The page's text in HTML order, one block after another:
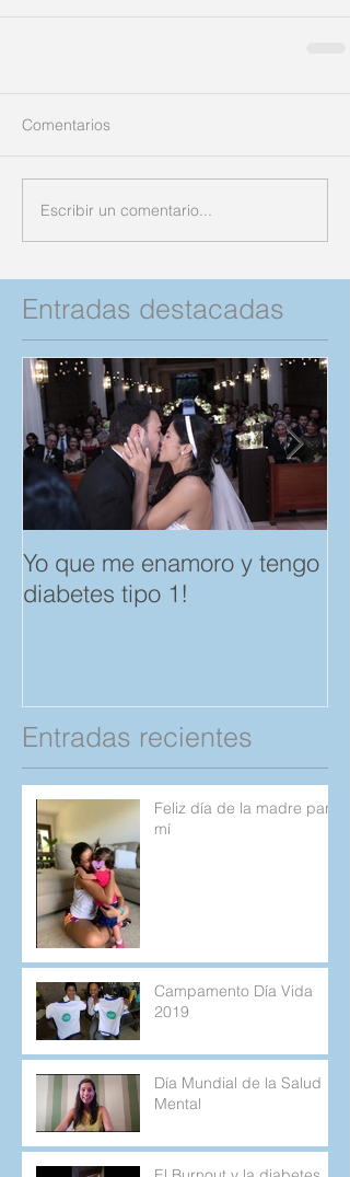
Comentarios
Escribir un comentario...
Entradas destacadas
Yo que me enamoro y tengo
diabetes tipo 1!
Entradas recientes
Feliz día de la madre para
mí
Campamento Día Vida
2019
Día Mundial de la Salud
Mental